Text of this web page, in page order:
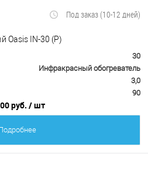
Под заказ (10-12 дней)
Oasis IN-30 (P)
30
Инфракрасный обогреватель
3,0
90
руб. / шт